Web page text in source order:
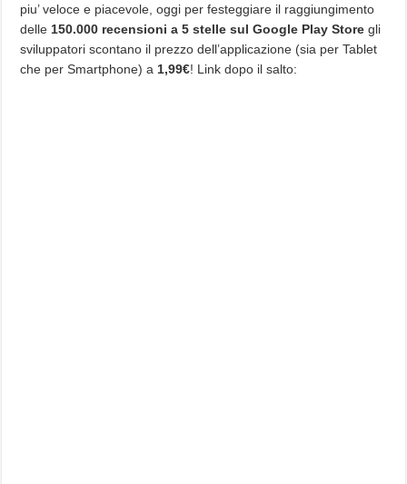
festeggia
imperdibili
sconti!
piu’ veloce e piacevole, oggi per festeggiare il raggiungimento
delle 150.000 recensioni a 5 stelle sul Google Play Store gli
sviluppatori scontano il prezzo dell’applicazione (sia per Tablet
che per Smartphone) a 1,99€! Link dopo il salto: